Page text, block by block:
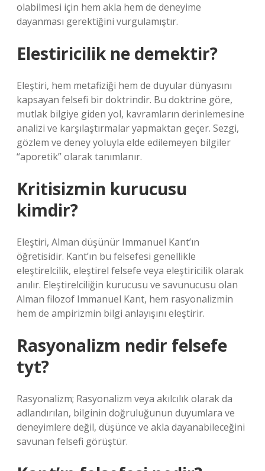
olabilmesi için hem akla hem de deneyime
dayanması gerektiğini vurgulamıştır.
Elestiricilik ne demektir?
Eleştiri, hem metafiziği hem de duyular dünyasını
kapsayan felsefi bir doktrindir. Bu doktrine göre,
mutlak bilgiye giden yol, kavramların derinlemesine
analizi ve karşılaştırmalar yapmaktan geçer. Sezgi,
gözlem ve deney yoluyla elde edilemeyen bilgiler
“aporetik” olarak tanımlanır.
Kritisizmin kurucusu
kimdir?
Eleştiri, Alman düşünür Immanuel Kant’ın
öğretisidir. Kant’ın bu felsefesi genellikle
eleştirelcilik, eleştirel felsefe veya eleştiricilik olarak
anılır. Eleştirelciliğin kurucusu ve savunucusu olan
Alman filozof Immanuel Kant, hem rasyonalizmin
hem de ampirizmin bilgi anlayışını eleştirir.
Rasyonalizm nedir felsefe
tyt?
Rasyonalizm; Rasyonalizm veya akılcılık olarak da
adlandırılan, bilginin doğruluğunun duyumlara ve
deneyimlere değil, düşünce ve akla dayanabileceğini
savunan felsefi görüştür.